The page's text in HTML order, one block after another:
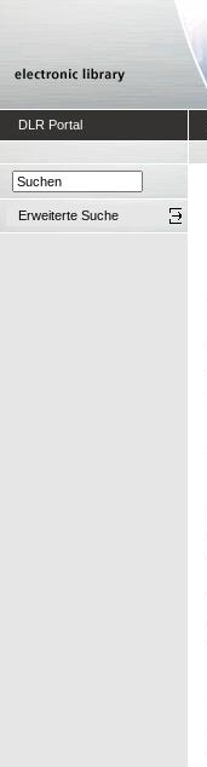
DLR Portal
Erweiterte Suche